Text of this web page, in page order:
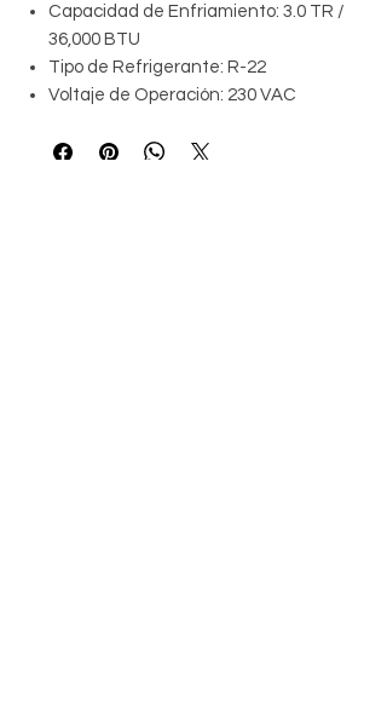
Capacidad de Enfriamiento: 3.0 TR /
36,000 BTU
Tipo de Refrigerante: R-22
Voltaje de Operación: 230 VAC